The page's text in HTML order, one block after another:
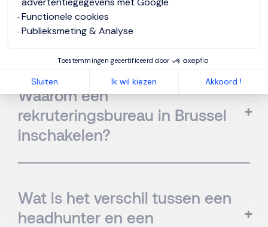
Functionele cookies
Publieksmeting & Analyse
Toestemmingen gecertificeerd door
Sluiten Ik wil kiezen Akkoord !
Veelgestelde Vragen
Waarom een
rekruteringsbureau in Brussel
inschakelen?
Wat is het verschil tussen een
headhunter en een